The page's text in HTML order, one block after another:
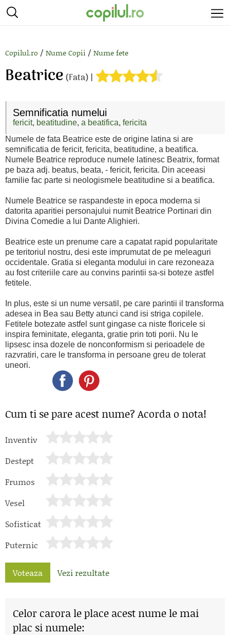
Copilul.ro / Nume Copii / Nume fete
Beatrice(Fata) |
Semnificatia numelui
fericit, beatitudine, a beatifica, fericita
Numele de fata Beatrice este de origine latina si are
semnificatia de fericit, fericita, beatitudine, a beatifica.
Numele Beatrice reproduce numele latinesc Beatrix, format
pe baza adj. beatus, beata, - fericit, fericita. Din aceeasi
familie fac parte si neologismele beatitudine si a beatifica.
Numele Beatrice se raspandeste in epoca moderna si
datorita aparitiei personajului numit Beatrice Portinari din
Divina Comedie a lui Dante Alighieri.
Beatrice este un prenume care a capatat rapid popularitate
pe teritoriul nostru, desi este imprumutat de pe meleaguri
occidentale. Gratia si eleganta modului in care rezoneaza
au fost criteriile care au convins parintii sa-si boteze astfel
fetitele.
In plus, este si un nume versatil, pe care parintii il transforma
adesea in Bea sau Betty atunci cand isi striga copilele.
Fetitele botezate astfel sunt gingase ca niste floricele si
inspira feminitate, eleganta, gratie prin toti porii. Nu le
lipsesc insa dozele de nonconformism si perioadele de
razvratiri, care le transforma in persoane greu de tolerat
uneori.
Cum ti se pare acest nume? Acorda o nota!
Inventiv
Destept
Frumos
Vesel
Sofisticat
Puternic
Voteaza Vezi rezultate
Celor carora le place acest nume le mai
plac si numele: